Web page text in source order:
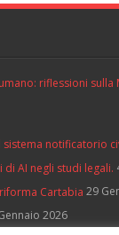
riflessioni
notificatorio
di AI negli studi legali.
Cartabia 29
2026